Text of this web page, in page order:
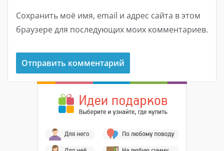
Сохранить моё имя, email и адрес сайта в этом
браузере для последующих моих комментариев.